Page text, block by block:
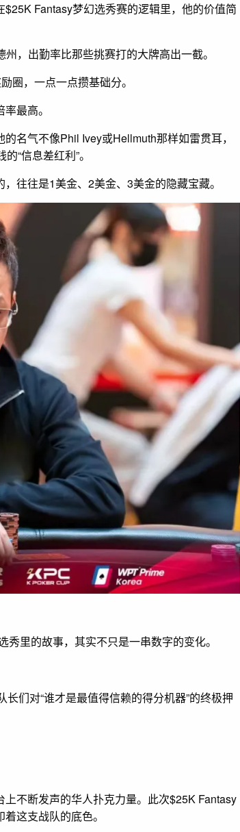
Fantasy梦幻选秀赛的逻辑里，他的价值简
，出勤率比那些挑赛打的大牌高出一截。
圈，一点一点攒基础分。
最高。
名气不像Phil Ivey或Hellmuth那样如雷贯耳，
“信息差红利”。
往往是1美金、2美金、3美金的隐藏宝藏。
里的故事，其实不只是一串数字的变化。
们对“谁才是最值得信赖的得分机器”的终极押
不断发声的华人扑克力量。此次$25K Fantasy
这支战队的底色。